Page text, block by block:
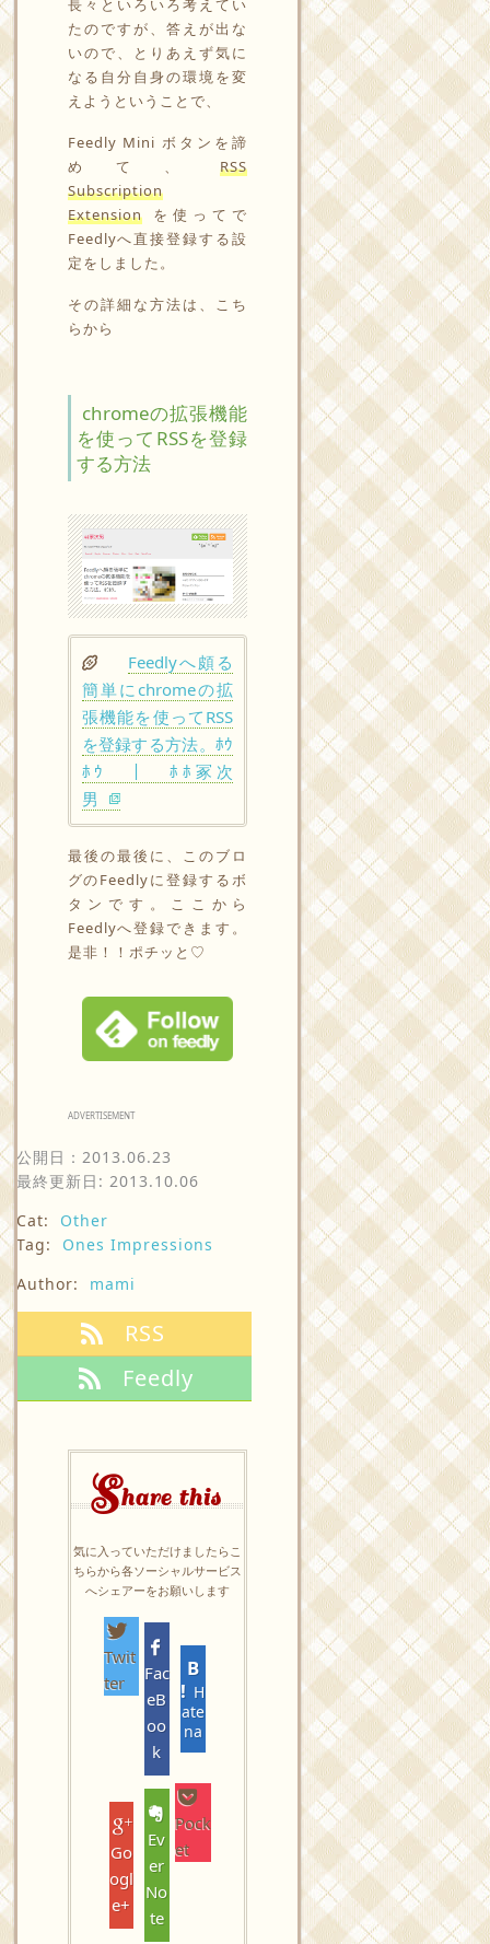
長々といろいろ考えてい
たのですが、答えが出な
いので、とりあえず気に
なる自分自身の環境を変
えようということで、
Feedly Mini ボタンを諦
めて、
RSS
Subscription
Extension
を使ってで
Feedlyへ直接登録する設
定をしました。
その詳細な方法は、こち
らから
chromeの拡張機能
を使ってRSSを登録
する方法
Feedlyへ頗る
簡単にchromeの拡
張機能を使ってRSS
を登録する方法。ﾎｳ
ﾎｳ ｜ ﾎﾎ冢次
男
最後の最後に、このブロ
グのFeedlyに登録するボ
タンです。ここから
Feedlyへ登録できます。
是非！！ポチッと♡
ADVERTISEMENT
公開日： 2013.06.23
最終更新日: 2013.10.06
Cat:
Other
Tag:
Ones Impressions
Author:
mami
RSS
Feedly
Share this
気に入っていただけましたらこ
ちらから各ソーシャルサービス
へシェアーをお願いします
Twit
ter
Fac
eB
oo
k
H
ate
na
Go
ogl
e+
Ev
er
No
te
Pock
et